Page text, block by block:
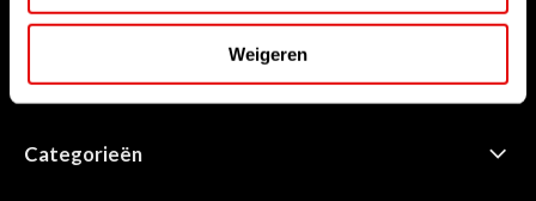
Weigeren
Klantenservice
Informatie
Categorieën